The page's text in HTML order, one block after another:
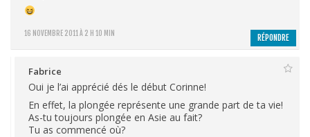
16 NOVEMBRE 2011 À 2 H 10 MIN RÉPONDRE
Fabrice
Oui je l’ai apprécié dés le début Corinne!
En effet, la plongée représente une grande part de ta vie!
As-tu toujours plongée en Asie au fait?
Tu as commencé où?